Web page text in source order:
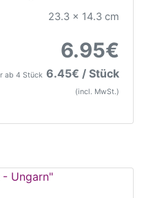
23.3 x 14.3 cm
6.95€
ab 4 Stück 6.45€ / Stück
(incl. MwSt.)